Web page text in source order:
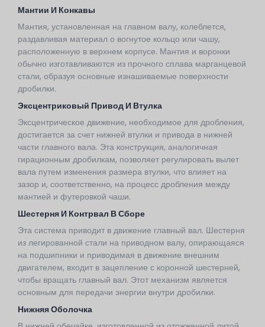
Мантии И Конкавы
Мантия, установленная на главном валу, колеблется,
раздавливая материал о вогнутое кольцо или чашу,
расположенную в верхнем корпусе. Мантия и воронки
обычно изготавливаются из прочного сплава марганцевой
стали, образуя основные изнашиваемые поверхности
дробилки.
Эксцентриковый Привод И Втулка
Эксцентрическое движение, необходимое для дробления,
достигается за счет нижней втулки и привода в нижней
части главного вала. Эта конструкция, аналогичная
гирационным дробилкам, позволяет регулировать вылет
вала путем изменения размера втулки, что влияет на
зазор и, соответственно, на процесс дробления между
мантией и футеровкой чаши.
Шестерня И Контрвал В Сборе
Эта система приводит в движение главный вал. Шестерня
из легированной стали на приводном валу, опирающаяся
на подшипники и приводимая в движение внешним
двигателем, входит в зацепление с коронной шестерней,
чтобы вращать главный вал. Этот механизм является
основным для передачи энергии внутри дробилки.
Нижняя Оболочка